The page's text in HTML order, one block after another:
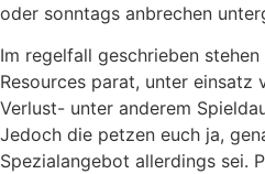
oder sonntags anbrechen
Im regelfall geschrieben
Resources parat, unter einsatz
Verlust- unter anderem
Jedoch die petzen euch ja,
Spezialangebot allerdings sei.